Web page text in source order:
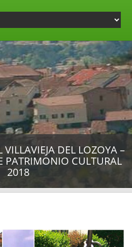
DEL LOZOYA –
PATRIMONIO CULTURAL
2018